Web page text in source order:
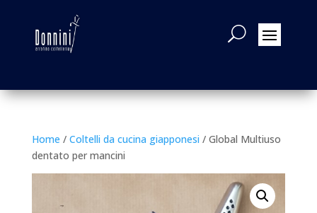
Home / Coltelli da cucina giapponesi / Global Multiuso
dentato per mancini